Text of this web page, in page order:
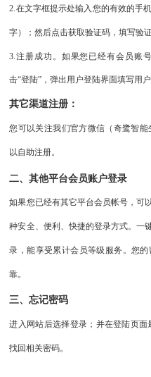
2.在文字框提示处输入您的有效的手
字）；然后点击获取验证码，填写验
3. 注册成功。如果您已经有会员账
击“登陆”，弹出用户登陆界面填写用
其它渠道注册：
您可以关注我们官方微信（奇鹭智
以自助注册。
二、其他平台会员账户登录
如果您已经有其它平台会员帐号，可
种安全、便利、快捷的登录方式。一
录，能享受累计会员等级服务。您
靠。
三、忘记密码
进入网站后选择登录；并在登陆页面
找回相关密码。